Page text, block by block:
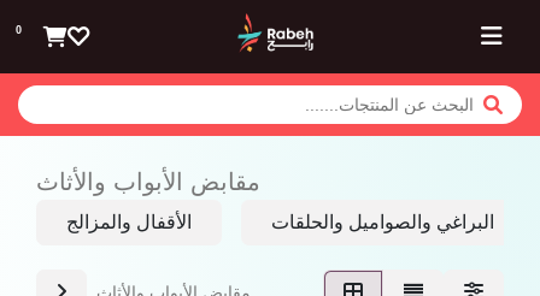
0
مقابض الأبواب والأثاث
الأقفال والمزالج البراغي والصواميل والحلقات